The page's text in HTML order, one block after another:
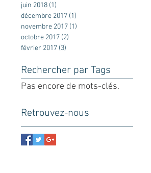
juin 2018 (1)
décembre 2017 (1)
novembre 2017 (1)
octobre 2017 (2)
février 2017 (3)
Rechercher par Tags
Pas encore de mots-clés.
Retrouvez-nous